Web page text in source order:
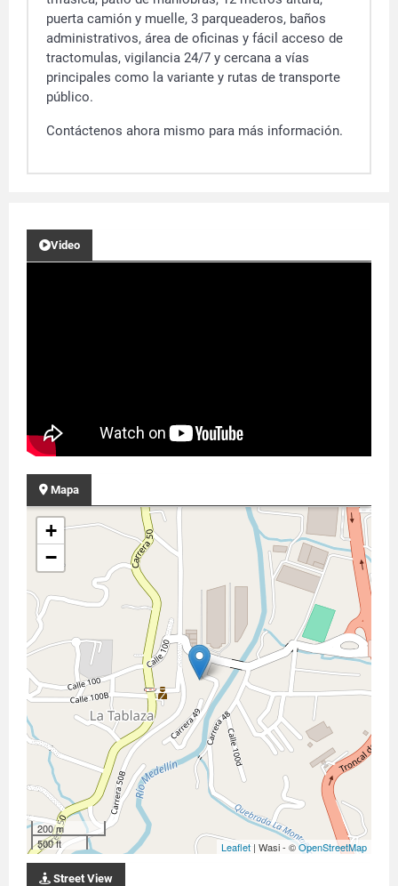
puerta camión y muelle, 3 parqueaderos, baños
administrativos, área de oficinas y fácil acceso de
tractomulas, vigilancia 24/7 y cercana a vías
principales como la variante y rutas de transporte
público.
Contáctenos ahora mismo para más información.
Video
Mapa
+
−
200 m
500 ft
Leaflet | Wasi - ©OpenStreetMap
Street View